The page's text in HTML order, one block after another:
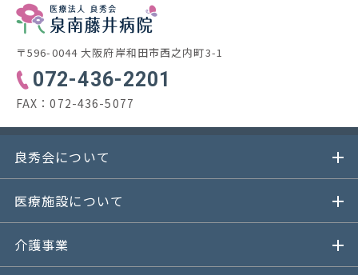
〒596-0044 大阪府岸和田市西之内町3-1
072-436-2201
FAX：072-436-5077
良秀会について
医療施設について
介護事業